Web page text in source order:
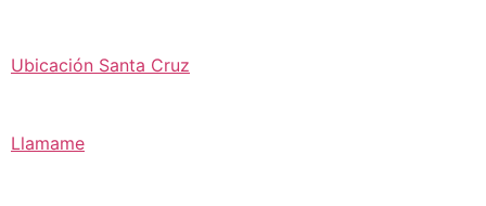
Ubicación Santa Cruz
Llamame